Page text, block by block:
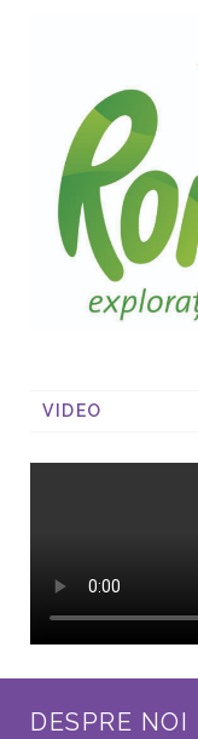
VIDEO
DESPRE NOI